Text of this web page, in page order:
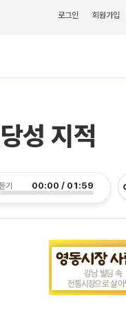
로그인 회원가입
성 지적
기 00:00 / 01:59